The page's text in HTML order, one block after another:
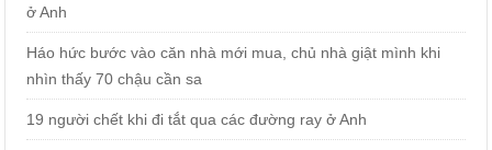
ở Anh
Háo hức bước vào căn nhà mới mua, chủ nhà giật mình khi
nhìn thấy 70 chậu cần sa
19 người chết khi đi tắt qua các đường ray ở Anh